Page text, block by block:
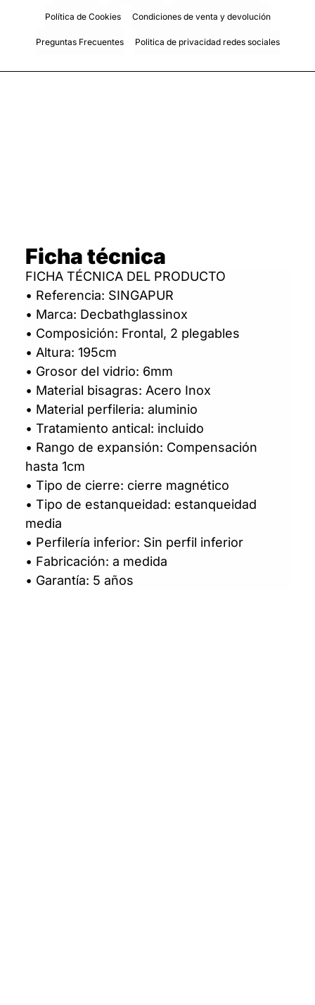
Política de Cookies Condiciones de venta y devolución
Preguntas Frecuentes Politica de privacidad redes sociales
Ficha técnica
FICHA TÉCNICA DEL PRODUCTO
• Referencia: SINGAPUR
• Marca: Decbathglassinox
• Composición: Frontal, 2 plegables
• Altura: 195cm
• Grosor del vidrio: 6mm
• Material bisagras: Acero Inox
• Material perfileria: aluminio
• Tratamiento antical: incluido
• Rango de expansión: Compensación
hasta 1cm
• Tipo de cierre: cierre magnético
• Tipo de estanqueidad: estanqueidad
media
• Perfilería inferior: Sin perfil inferior
• Fabricación: a medida
• Garantía: 5 años